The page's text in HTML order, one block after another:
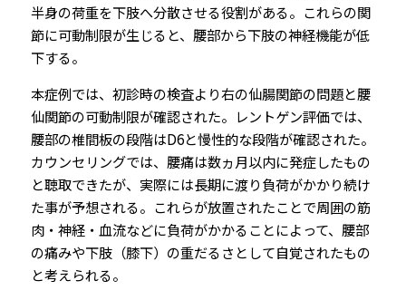
半身の荷重を下肢へ分散させる役割がある。これらの関
節に可動制限が生じると、腰部から下肢の神経機能が低
下する。
本症例では、初診時の検査より右の仙腸関節の問題と腰
仙関節の可動制限が確認された。レントゲン評価では、
腰部の椎間板の段階はD6と慢性的な段階が確認された。
カウンセリングでは、腰痛は数ヵ月以内に発症したもの
と聴取できたが、実際には長期に渡り負荷がかかり続け
た事が予想される。これらが放置されたことで周囲の筋
肉・神経・血流などに負荷がかかることによって、腰部
の痛みや下肢（膝下）の重だるさとして自覚されたもの
と考えられる。